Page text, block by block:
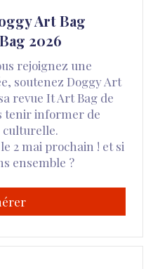
Art Bag
2026
rejoignez une
soutenez Doggy Art
revue It Art Bag de
tenir informer de
culturelle.
2 mai prochain ! et si
ensemble ?